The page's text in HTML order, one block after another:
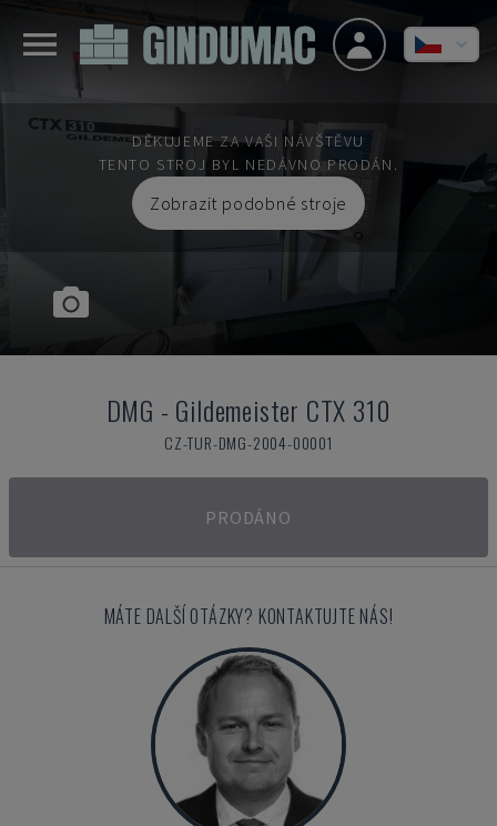
DĚKUJEME ZA VAŠI NÁVŠTĚVU
TENTO STROJ BYL NEDÁVNO PRODÁN.
Zobrazit podobné stroje
DMG - Gildemeister CTX 310
CZ-TUR-DMG-2004-00001
PRODÁNO
MÁTE DALŠÍ OTÁZKY? KONTAKTUJTE NÁS!